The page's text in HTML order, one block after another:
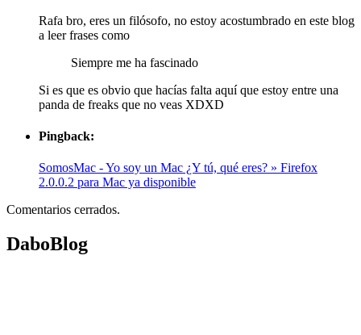
Rafa bro, eres un filósofo, no estoy acostumbrado en este blog
a leer frases como
Siempre me ha fascinado
Si es que es obvio que hacías falta aquí que estoy entre una
panda de freaks que no veas XDXD
Pingback:
SomosMac - Yo soy un Mac ¿Y tú, qué eres? » Firefox
2.0.0.2 para Mac ya disponible
Comentarios cerrados.
DaboBlog